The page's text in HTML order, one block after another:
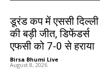
डूरंड कप में एससी दिल्ली
की बड़ी जीत, डिफेंडर्स
एफसी को 7-0 से हराया
Birsa Bhumi Live -
August 8, 2026